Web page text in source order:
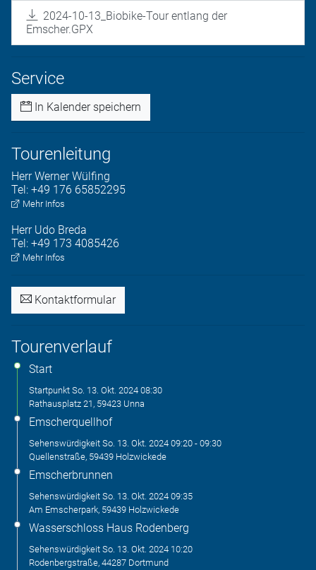
2024-10-13_Biobike-Tour entlang der
Emscher.GPX
Service
In Kalender speichern
Tourenleitung
Herr Werner Wülfing
Tel: +49 176 65852295
Mehr Infos
Herr Udo Breda
Tel: +49 173 4085426
Mehr Infos
Kontaktformular
Tourenverlauf
Start
Startpunkt So. 13. Okt. 2024 08:30
Rathausplatz 21, 59423 Unna
Emscherquellhof
Sehenswürdigkeit So. 13. Okt. 2024 09:20 - 09:30
Quellenstraße, 59439 Holzwickede
Emscherbrunnen
Sehenswürdigkeit So. 13. Okt. 2024 09:35
Am Emscherpark, 59439 Holzwickede
Wasserschloss Haus Rodenberg
Sehenswürdigkeit So. 13. Okt. 2024 10:20
Rodenbergstraße, 44287 Dortmund